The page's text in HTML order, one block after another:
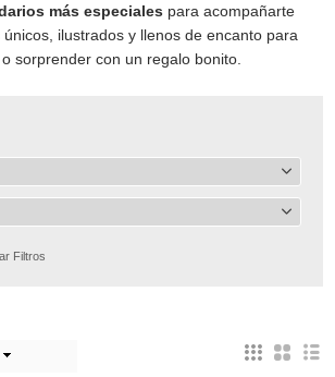
más especiales para acompañarte
ilustrados y llenos de encanto para
sorprender con un regalo bonito.
Filtros